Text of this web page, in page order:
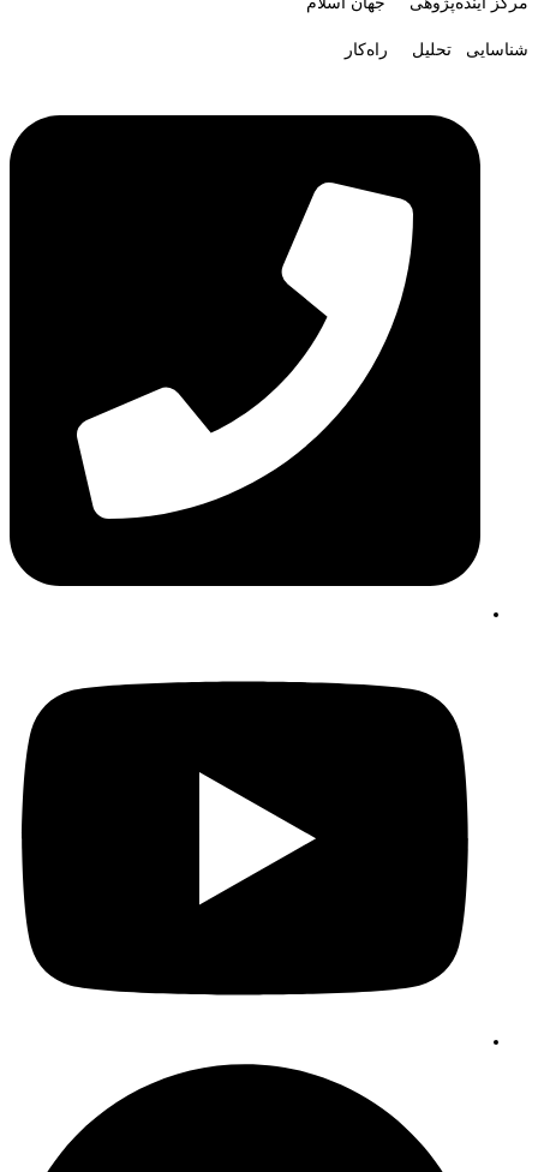
شناسایی تحلیل راه‌کار